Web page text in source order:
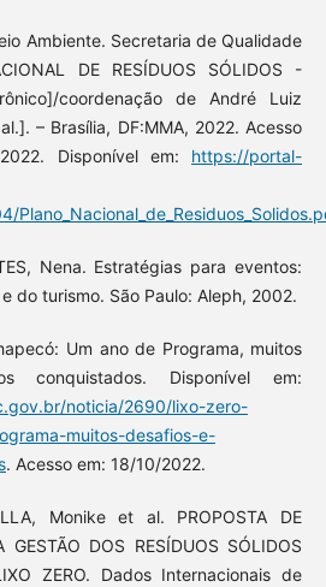
Ambiente. Secretaria de Qualidade
DE RESÍDUOS SÓLIDOS -
coordenação de André Luiz
– Brasília, DF:MMA, 2022. Acesso
Disponível em: https://portal-
Nena. Estratégias para eventos:
do turismo. São Paulo: Aleph, 2002.
Um ano de Programa, muitos
conquistados. Disponível em:
noticia/2690/lixo-zero-
muitos-desafios-e-
. Acesso em: 18/10/2022.
Monike et al. PROPOSTA DE
GESTÃO DOS RESÍDUOS SÓLIDOS
ZERO. Dados Internacionais de